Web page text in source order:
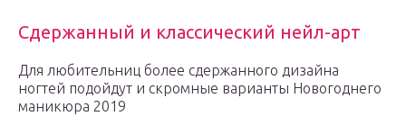
Сдержанный и классический нейл-арт
Для любительниц более сдержанного дизайна
ногтей подойдут и скромные варианты Новогоднего
маникюра 2019